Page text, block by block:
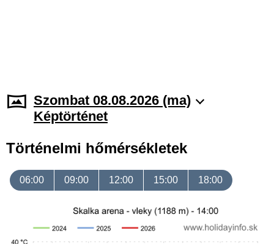
Szombat 08.08.2026 (ma)
Képtörténet
Történelmi hőmérsékletek
06:00 09:00 12:00 15:00 18:00